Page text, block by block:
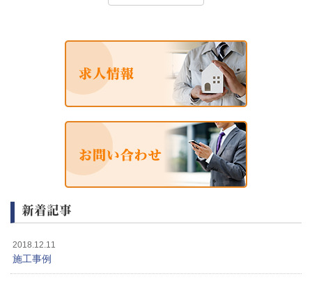
新着記事
2018.12.11
施工事例